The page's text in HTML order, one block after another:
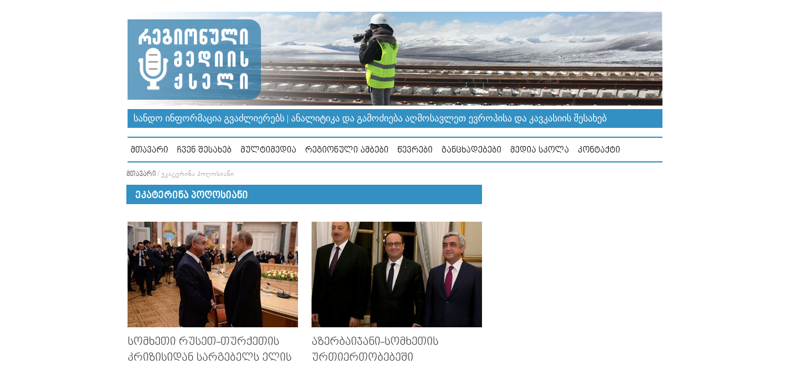
ᲡᲐᲜᲓᲝ ᲘᲜᲤᲝᲠᲛᲐᲪᲘᲐ ᲒᲕᲐᲫᲚᲘᲔᲠᲔᲑᲡ | ᲐᲜᲐᲚᲘᲢᲘᲙᲐ ᲓᲐ ᲒᲐᲛᲝᲫᲘᲔᲑᲐ ᲐᲦᲛᲝᲡᲐᲕᲚᲔᲗ ᲔᲕᲠᲝᲞᲘᲡᲐ ᲓᲐ ᲙᲐᲕᲙᲐᲡᲘᲘᲡ ᲨᲔᲡᲐᲮᲔᲑ
ᲛᲗᲐᲕᲐᲠᲘ ᲩᲕᲔᲜ ᲨᲔᲡᲐᲮᲔᲑ ᲛᲣᲚᲢᲘᲛᲔᲓᲘᲐ ᲠᲔᲒᲘᲝᲜᲣᲚᲘ ᲐᲛᲑᲔᲑᲘ ᲬᲔᲕᲠᲔᲑᲘ ᲒᲐᲜᲪᲮᲐᲓᲔᲑᲔᲑᲘ ᲛᲔᲓᲘᲐ ᲡᲙᲝᲚᲐ ᲙᲝᲜᲢᲐᲥᲢᲘ
ᲛᲗᲐᲕᲐᲠᲘ / ᲔᲙᲐᲢᲔᲠᲘᲜᲐ ᲞᲝᲦᲝᲡᲘᲐᲜᲘ
ᲔᲙᲐᲢᲔᲠᲘᲜᲐ ᲞᲝᲦᲝᲡᲘᲐᲜᲘ
ᲡᲝᲛᲮᲔᲗᲘ ᲠᲣᲡᲔᲗ-ᲗᲣᲠᲥᲔᲗᲘᲡ
ᲙᲠᲘᲖᲘᲡᲘᲓᲐᲜ ᲡᲐᲠᲒᲔᲑᲔᲚᲡ ᲔᲚᲘᲡ
ᲐᲖᲔᲠᲑᲐᲘᲯᲐᲜᲘ-ᲡᲝᲛᲮᲔᲗᲘᲡ
ᲣᲠᲗᲘᲔᲠᲗᲝᲑᲔᲑᲔᲨᲘ